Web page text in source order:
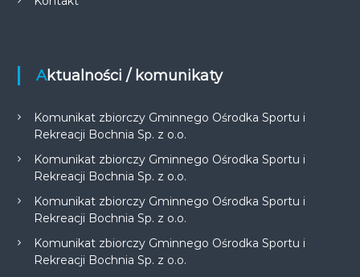
Aktualności / komunikaty
Komunikat zbiorczy Gminnego Ośrodka Sportu i
Rekreacji Bochnia Sp. z o.o.
Komunikat zbiorczy Gminnego Ośrodka Sportu i
Rekreacji Bochnia Sp. z o.o.
Komunikat zbiorczy Gminnego Ośrodka Sportu i
Rekreacji Bochnia Sp. z o.o.
Komunikat zbiorczy Gminnego Ośrodka Sportu i
Rekreacji Bochnia Sp. z o.o.